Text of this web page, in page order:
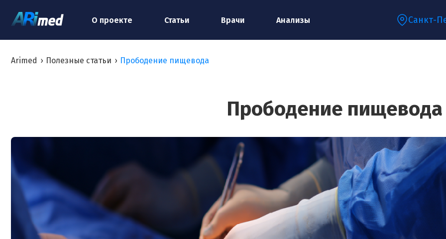
О проекте Статьи Врачи Анализы Санкт-
Arimed › Полезные статьи › Прободение пищевода
Прободение пищевода
Ваш телефон:*
Ваш e-mail:*